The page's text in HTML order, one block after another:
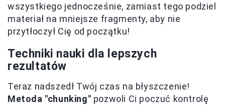
wszystkiego jednocześnie, zamiast tego podziel
materiał na mniejsze fragmenty, aby nie
przytłoczył Cię od początku!
Techniki nauki dla lepszych
rezultatów
Teraz nadszedł Twój czas na błyszczenie!
Metoda "chunking" pozwoli Ci poczuć kontrolę